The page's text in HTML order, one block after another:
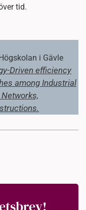
tid.
i Gävle
Driven efficiency
among Industrial